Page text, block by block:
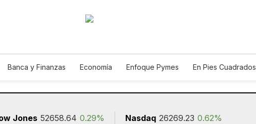
Banca y Finanzas Economía Enfoque Pymes En Pies Cuadrados
Jones 52658.64 0.29% Nasdaq 26269.23 0.62%